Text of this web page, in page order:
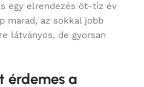
egy elrendezés öt-tíz év
marad, az sokkal jobb
látványos, de gyorsan
érdemes a